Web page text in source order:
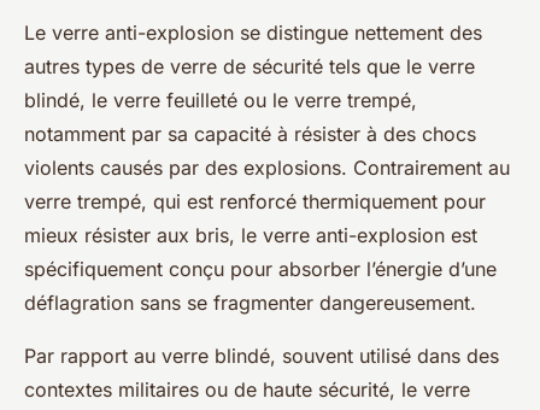
Le verre anti-explosion se distingue nettement des
autres types de verre de sécurité tels que le verre
blindé, le verre feuilleté ou le verre trempé,
notamment par sa capacité à résister à des chocs
violents causés par des explosions. Contrairement au
verre trempé, qui est renforcé thermiquement pour
mieux résister aux bris, le verre anti-explosion est
spécifiquement conçu pour absorber l’énergie d’une
déflagration sans se fragmenter dangereusement.
Par rapport au verre blindé, souvent utilisé dans des
contextes militaires ou de haute sécurité, le verre